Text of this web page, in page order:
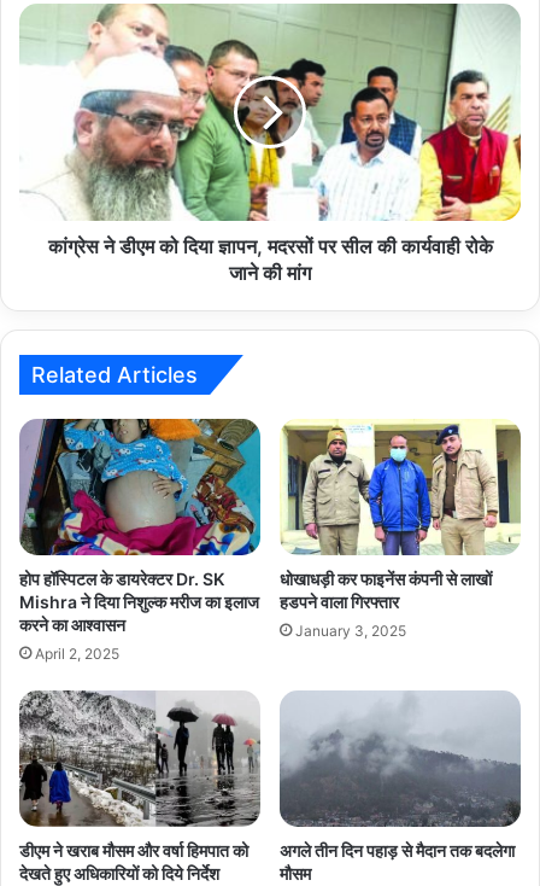
अस्थियां
गंगा
में
कांग्रेस
ने
डीएम
पर
मांग
कांग्रेस ने डीएम को दिया ज्ञापन, मदरसों पर सील की कार्यवाही रोके
जाने की मांग
Related Articles
होप हॉस्पिटल के डायरेक्टर Dr. SK
Mishra ने दिया निशुल्क मरीज का इलाज
करने का आश्वासन
April 2, 2025
धोखाधड़ी कर फाइनेंस कंपनी से लाखों
हडपने वाला गिरफ्तार
January 3, 2025
डीएम ने खराब मौसम और वर्षा हिमपात को
देखते हुए अधिकारियों को दिये निर्देश
अगले तीन दिन पहाड़ से मैदान तक बदलेगा
मौसम